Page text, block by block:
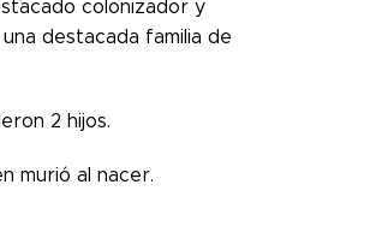
colonizador y
destacada familia de
2 hijos.
murió al nacer.